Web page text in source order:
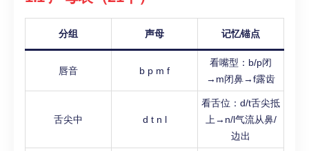
分组 声母 记忆锚点
唇音 b p m f
看嘴型：b/p闭
→m闭鼻→f露齿
舌尖中 d t n l
看舌位：d/t舌尖抵
上→n/l气流从鼻/
边出